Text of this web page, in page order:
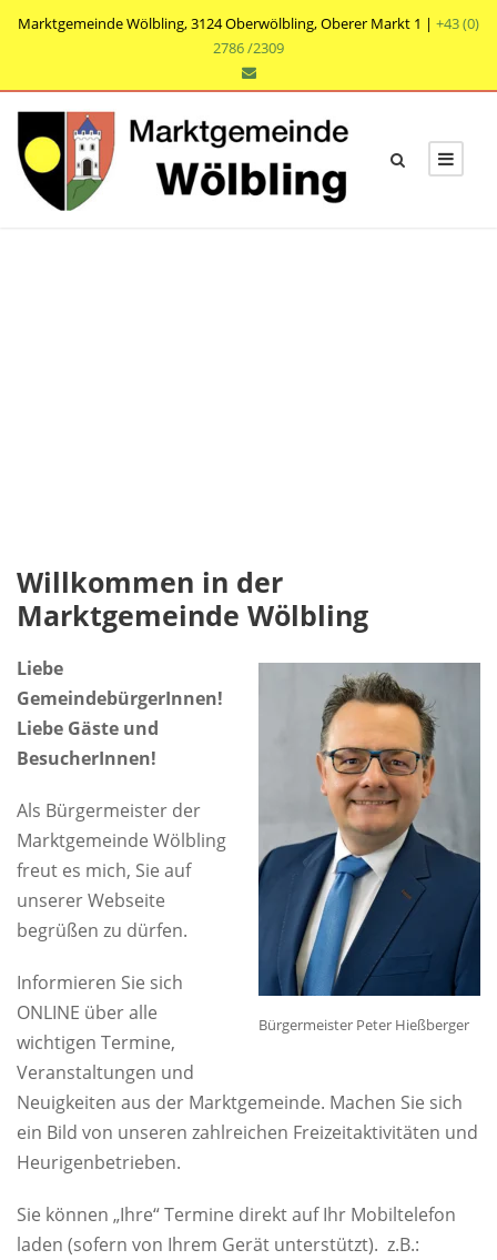
Marktgemeinde Wölbling, 3124 Oberwölbling, Oberer Markt 1 | +43 (0)
2786 /2309
Willkommen in der
Marktgemeinde Wölbling
Bürgermeister Peter Hießberger
Liebe
GemeindebürgerInnen!
Liebe Gäste und
BesucherInnen!
Als Bürgermeister der
Marktgemeinde Wölbling
freut es mich, Sie auf
unserer Webseite
begrüßen zu dürfen.
Informieren Sie sich
ONLINE über alle
wichtigen Termine,
Veranstaltungen und
Neuigkeiten aus der Marktgemeinde. Machen Sie sich
ein Bild von unseren zahlreichen Freizeitaktivitäten und
Heurigenbetrieben.
Sie können „Ihre“ Termine direkt auf Ihr Mobiltelefon
laden (sofern von Ihrem Gerät unterstützt). z.B.: